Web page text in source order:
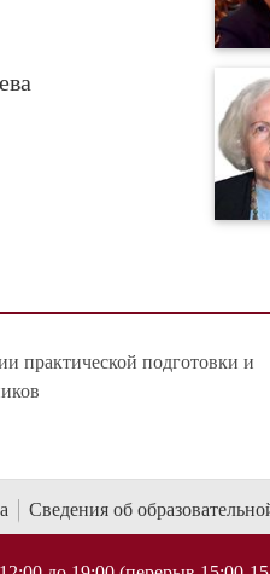
практической подготовки и
Сведения об